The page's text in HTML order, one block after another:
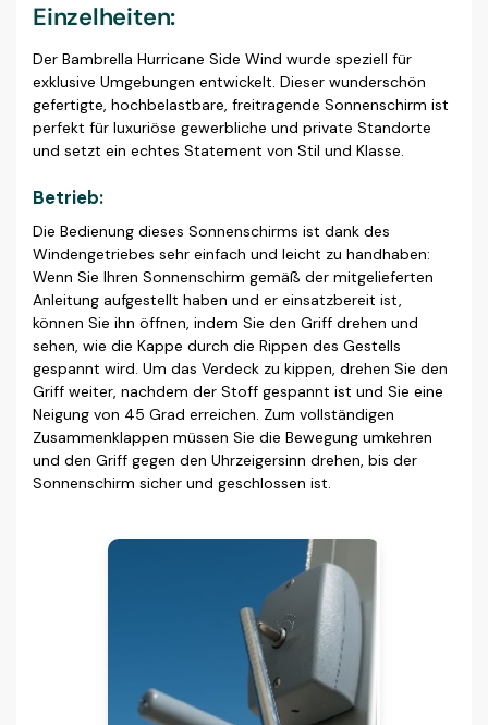
Einzelheiten:
Der Bambrella Hurricane Side Wind wurde speziell für
exklusive Umgebungen entwickelt. Dieser wunderschön
gefertigte, hochbelastbare, freitragende Sonnenschirm ist
perfekt für luxuriöse gewerbliche und private Standorte
und setzt ein echtes Statement von Stil und Klasse.
Betrieb:
Die Bedienung dieses Sonnenschirms ist dank des
Windengetriebes sehr einfach und leicht zu handhaben:
Wenn Sie Ihren Sonnenschirm gemäß der mitgelieferten
Anleitung aufgestellt haben und er einsatzbereit ist,
können Sie ihn öffnen, indem Sie den Griff drehen und
sehen, wie die Kappe durch die Rippen des Gestells
gespannt wird. Um das Verdeck zu kippen, drehen Sie den
Griff weiter, nachdem der Stoff gespannt ist und Sie eine
Neigung von 45 Grad erreichen. Zum vollständigen
Zusammenklappen müssen Sie die Bewegung umkehren
und den Griff gegen den Uhrzeigersinn drehen, bis der
Sonnenschirm sicher und geschlossen ist.